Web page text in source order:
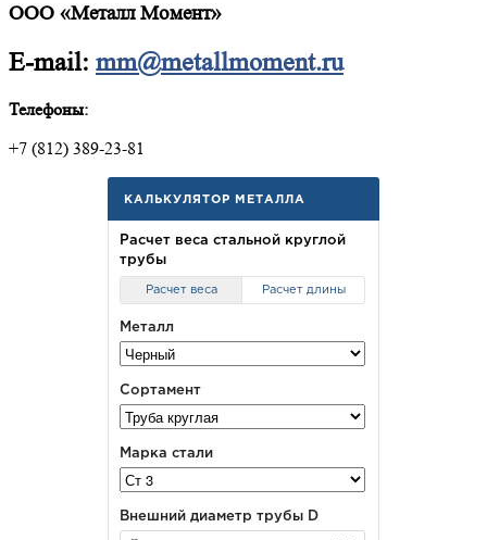
ООО «Металл Момент»
E-mail: mm@metallmoment.ru
Телефоны:
+7 (812) 389-23-81